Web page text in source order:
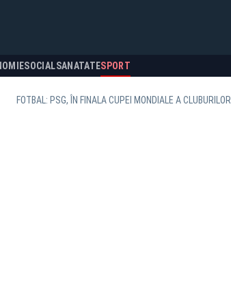
SOCIALSANATATESPORT
FOTBAL: PSG, ÎN FINALA CUPEI MONDIALE A CLUBURILOR